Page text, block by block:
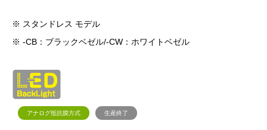
※ スタンドレス モデル
※ -CB：ブラックベゼル/-CW：ホワイトベゼル
アナログ抵抗膜方式 生産終了